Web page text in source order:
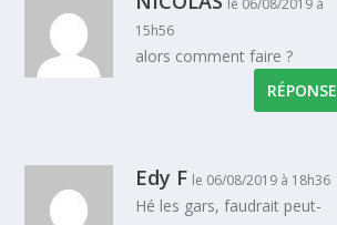
15h56
alors comment faire ?
RÉPONSE
Edy F le 06/08/2019 à 18h36
Hé les gars, faudrait peut-